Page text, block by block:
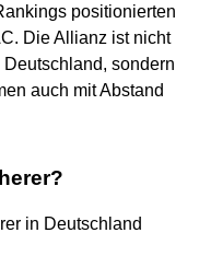
positionierten
Die Allianz ist nicht
sondern
auch mit Abstand
in Deutschland